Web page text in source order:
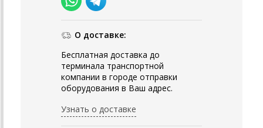
О доставке:
Бесплатная доставка до
терминала транспортной
компании в городе отправки
оборудования в Ваш адрес.
Узнать о доставке